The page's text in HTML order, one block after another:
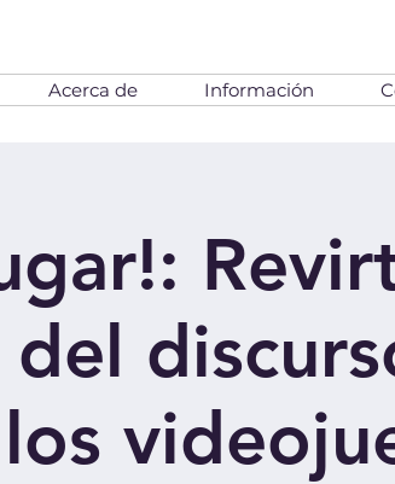
Acerca de Información
los